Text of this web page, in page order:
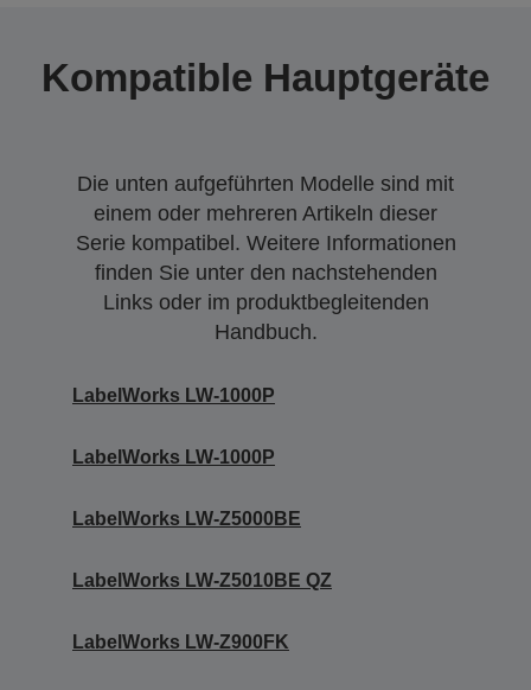
Kompatible Hauptgeräte
Die unten aufgeführten Modelle sind mit
einem oder mehreren Artikeln dieser
Serie kompatibel. Weitere Informationen
finden Sie unter den nachstehenden
Links oder im produktbegleitenden
Handbuch.
LabelWorks LW-1000P
LabelWorks LW-1000P
LabelWorks LW-Z5000BE
LabelWorks LW-Z5010BE QZ
LabelWorks LW-Z900FK